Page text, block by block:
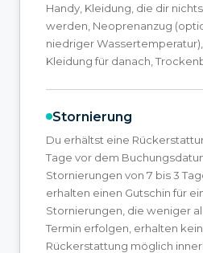
Handy, Kleidung, die dir
werden, Neoprenanzug
niedriger
Kleidung für danach,
Stornierung
Du erhältst eine
Tage vor dem
Stornierungen von 7 bis 3
erhalten einen Gutschin für
Stornierungen, die weniger
Termin erfolgen, erhalten
Rückerstattung möglich